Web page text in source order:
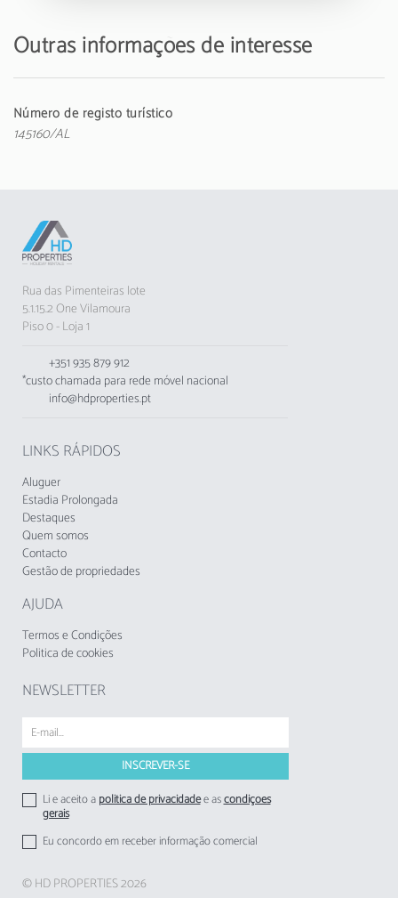
chuveiro e 1 apenas com sanita - proporciona
total privacidade e comodidade para todos os
A cozinha americana totalmente equipada é
um verdadeiro ponto alto, com
família.
piscina privada e um jardim murado, perfeito
para momentos de relaxamento. A área exterior
conta ainda com mobiliário de jardim e
momentos de convívio.
Localizada a apenas 350 metros de um
localização privilegiada. A praia da Falésia fica a
2,5 km, a Marina de Vilamoura a 2 km, e o
aeroporto de Faro dista 25 km, tornando o
acesso muito conveniente.
condicionado, wifi, cofre, ferro de engomar e
Uma experiência única de férias em Vilamoura,
desde 1 de novembro de 2024 deverá ser
cobrada pelos empreendimentos turísticos e
estabelecimentos de alojamento local aos
respetivos hóspedes.
Outras informações de interesse
Número de registo turístico
145160/AL
Rua das Pimenteiras lote
5.1.15.2 One Vilamoura
Piso 0 - Loja 1
+351 935 879 912
*custo chamada para rede móvel nacional
info@hdproperties.pt
LINKS RÁPIDOS
Aluguer
Estadia Prolongada
Destaques
Quem somos
Contacto
Gestão de propriedades
AJUDA
Termos e Condições
Politica de cookies
NEWSLETTER
Li e aceito apolitica de privacidadee ascondições
gerais
Eu concordo em receber informação comercial
© HD PROPERTIES 2026